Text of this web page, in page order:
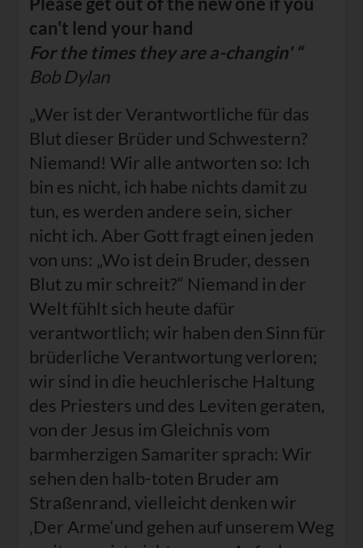
can't lend your hand
For the times they are a-changin' “
Bob Dylan
„Wer ist der Verantwortliche für das
Blut dieser Brüder und Schwestern?
Niemand! Wir alle antworten so: Ich
bin es nicht, ich habe nichts damit zu
tun, es werden andere sein, sicher
nicht ich. Aber Gott fragt einen jeden
von uns: „Wo ist dein Bruder, dessen
Blut zu mir schreit?“ Niemand in der
Welt fühlt sich heute dafür
verantwortlich; wir haben den Sinn für
brüderliche Verantwortung verloren;
wir sind in die heuchlerische Haltung
des Priesters und des Leviten geraten,
von der Jesus im Gleichnis vom
barmherzigen Samariter sprach: Wir
sehen den halb-toten Bruder am
Straßenrand, vielleicht denken wir
‚Der Arme‘und gehen auf unserem Weg